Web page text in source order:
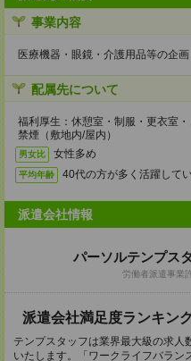
事業内容
医療機器・眼鏡・介護用品等の企
配属先について
福利厚生：休憩室・制服・更衣室
禁煙（敷地内/屋内）
男女比 女性多め
平均年齢 40代の方が多く活躍してい
派遣会社情報
パーソルテンプス
労働者派遣事業
派遣会社満足度ランキン
テンプスタッフは業界最大級の求
いたします。「ワークライフバラ